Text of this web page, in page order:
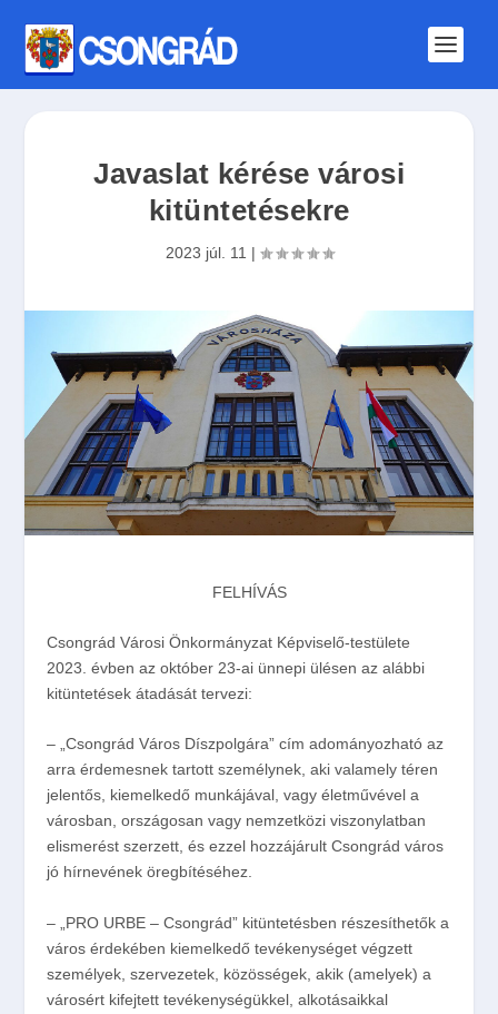
Javaslat kérése városi
kitüntetésekre
2023 júl. 11 |
FELHÍVÁS
Csongrád Városi Önkormányzat Képviselő-testülete
2023. évben az október 23-ai ünnepi ülésen az alábbi
kitüntetések átadását tervezi:
– „Csongrád Város Díszpolgára” cím adományozható az
arra érdemesnek tartott személynek, aki valamely téren
jelentős, kiemelkedő munkájával, vagy életművével a
városban, országosan vagy nemzetközi viszonylatban
elismerést szerzett, és ezzel hozzájárult Csongrád város
jó hírnevének öregbítéséhez.
– „PRO URBE – Csongrád” kitüntetésben részesíthetők a
város érdekében kiemelkedő tevékenységet végzett
személyek, szervezetek, közösségek, akik (amelyek) a
városért kifejtett tevékenységükkel, alkotásaikkal